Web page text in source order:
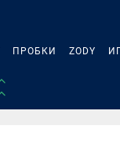
ПРОБКИ ZODY